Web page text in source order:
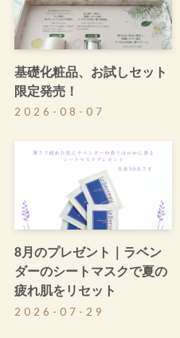
基礎化粧品、お試しセット
限定発売！
2026-08-07
8月のプレゼント｜ラベン
ダーのシートマスクで夏の
疲れ肌をリセット
2026-07-29